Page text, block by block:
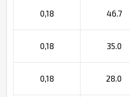
0,18 46.7
0,18 35.0
0,18 28.0